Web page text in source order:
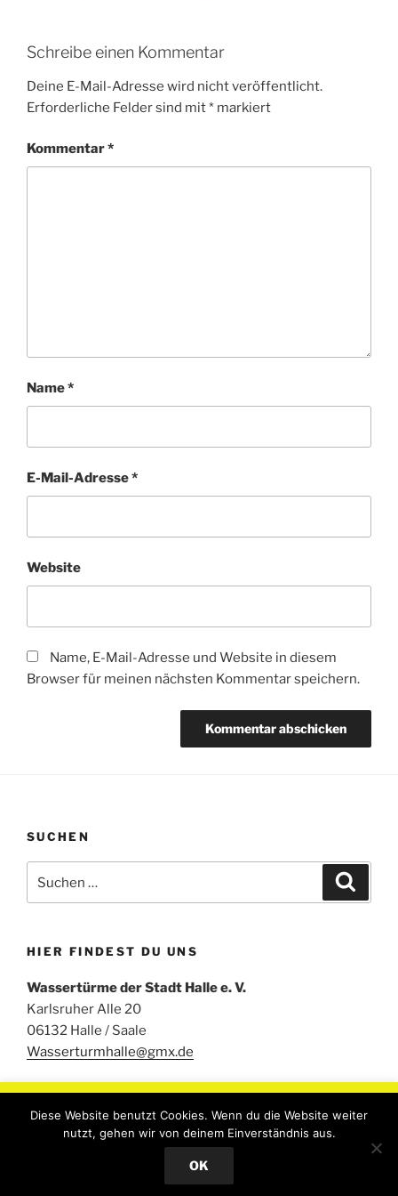
Schreibe einen Kommentar
Deine E-Mail-Adresse wird nicht veröffentlicht.
Erforderliche Felder sind mit* markiert
Kommentar*
Name*
E-Mail-Adresse*
Website
Name, E-Mail-Adresse und Website in diesem
Browser für meinen nächsten Kommentar speichern.
SUCHEN
nach:
HIER FINDEST DU UNS
Wassertürme der Stadt Halle e. V.
Karlsruher Alle 20
06132 Halle / Saale
Wasserturmhalle@gmx.de
Stolz präsentiert von WordPress
fortlaufend verbessern zu können, verwenden wir Cookies.
Durch die weitere Nutzung der Webseite stimmen Sie der
Diese Website benutzt Cookies. Wenn du die Website weiter
nutzt, gehen wir von deinem Einverständnis aus.
OK